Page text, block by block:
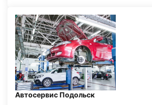
Автосервис Подольск